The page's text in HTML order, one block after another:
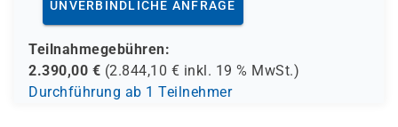
UNVERBINDLICHE ANFRAGE
Teilnahmegebühren:
2.390,00 € (2.844,10 € inkl. 19 % MwSt.)
Durchführung ab 1 Teilnehmer